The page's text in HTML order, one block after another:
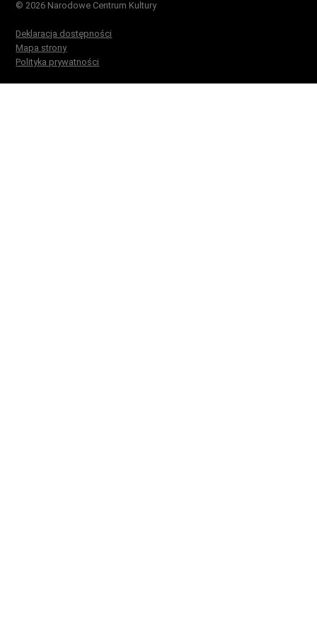
© 2026 Narodowe Centrum Kultury
Deklaracja dostępności
Mapa strony
Polityka prywatności